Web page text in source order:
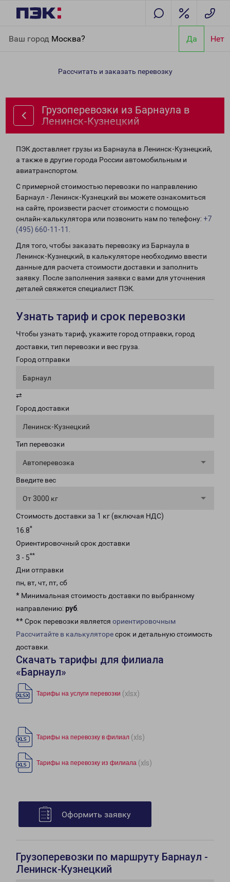
Ваш город Москва? Да Нет
Ленинск-Кузнецкий
Рассчитать и заказать перевозку
Грузоперевозки из Барнаула в
Ленинск-Кузнецкий
ПЭК доставляет грузы из Барнаула в Ленинск-Кузнецкий,
а также в другие города России автомобильным и
авиатранспортом.
С примерной стоимостью перевозки по направлению
Барнаул - Ленинск-Кузнецкий вы можете ознакомиться
на сайте, произвести расчет стоимости с помощью
онлайн-калькулятора или позвонить нам по телефону: +7
(495) 660-11-11
Для того, чтобы заказать перевозку из Барнаула в
Ленинск-Кузнецкий, в калькуляторе необходимо ввести
данные для расчета стоимости доставки и заполнить
заявку. После заполнения заявки с вами для уточнения
деталей свяжется специалист ПЭК.
Узнать тариф и срок перевозки
Чтобы узнать тариф, укажите город отправки, город
доставки, тип перевозки и вес груза.
Город отправки
Барнаул
⇄
Город доставки
Ленинск-Кузнецкий
Тип перевозки
Автоперевозка
Введите вес
От 3000 кг
Стоимость доставки за 1 кг (включая НДС)
16.8*
Ориентировочный срок доставки
3 - 5**
Дни отправки
пн, вт, чт, пт, сб
* Минимальная стоимость доставки по выбранному
направлению: руб.
** Срок перевозки является ориентировочным
Рассчитайте в калькуляторесрок и детальную стоимость
доставки.
Скачать тарифы для филиала
«Барнаул»
Тарифы на услуги перевозки (xlsx)
Тарифы на перевозку в филиал (xls)
Тарифы на перевозку из филиала (xls)
Оформить заявку
Грузоперевозки по маршруту Барнаул -
Ленинск-Кузнецкий